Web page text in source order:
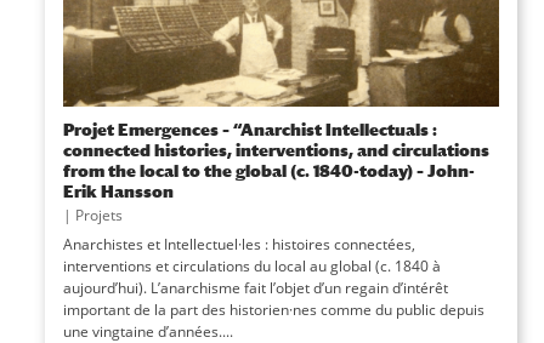
Projet Emergences – “Anarchist Intellectuals :
connected histories, interventions, and circulations
from the local to the global (c. 1840-today) – John-
Erik Hansson
| Projets
Anarchistes et Intellectuel·les : histoires connectées,
interventions et circulations du local au global (c. 1840 à
aujourd’hui). L’anarchisme fait l’objet d’un regain d’intérêt
important de la part des historien·nes comme du public depuis
une vingtaine d’années....